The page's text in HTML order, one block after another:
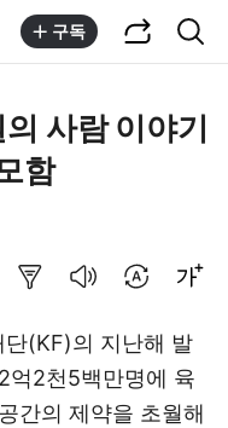
구독
사람 이야기
함
(KF)의 지난해 발
억2천5백만명에 육
간의 제약을 초월해